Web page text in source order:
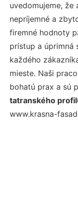
uvedomujeme,
nepríjemné a
firemné hodnoty
prístup a úprimná
každého
mieste. Naši
bohatú prax a sú
tatranského
www.krasna-